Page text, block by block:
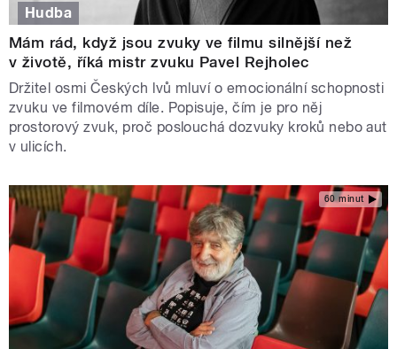
Hudba
Mám rád, když jsou zvuky ve filmu silnější než
v životě, říká mistr zvuku Pavel Rejholec
Držitel osmi Českých lvů mluví o emocionální schopnosti
zvuku ve filmovém díle. Popisuje, čím je pro něj
prostorový zvuk, proč poslouchá dozvuky kroků nebo aut
v ulicích.
60 minut